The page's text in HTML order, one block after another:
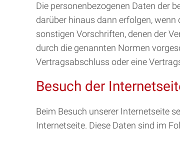
Die personenbezogenen Daten der
darüber hinaus dann erfolgen,
sonstigen Vorschriften, denen der
durch die genannten Normen
Vertragsabschluss oder eine
Besuch der
Beim Besuch unserer Internetseite
Internetseite. Diese Daten sind im